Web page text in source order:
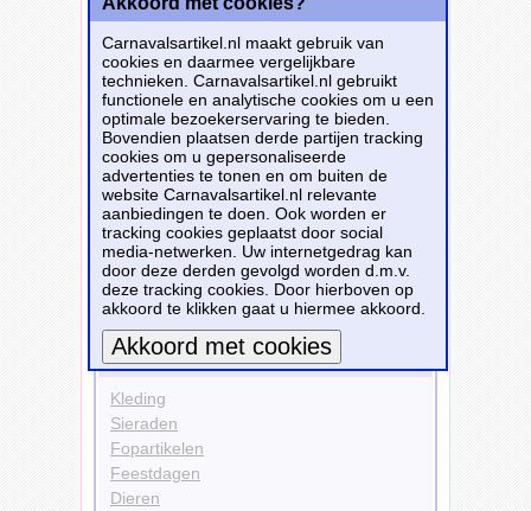
Koop nu bij e-
Carnavalskleding.nl voor slechts€ 42.95!
Dit carnavalsartikelSkeletjurkje ballerina
zwartis te bestellen bijE-Carnavalskleding.nl
voor€ 42,95 .
Bestellen
Personen
Ballerinas
Kleuren
Zwart
Bekijk alle carnavalsartikelen
Carnavalsartikelen
Kleding
Sieraden
Fopartikelen
Feestdagen
Dieren
Carnavalsartikel.nl maakt gebruik van
cookies en daarmee vergelijkbare
technieken. Carnavalsartikel.nl gebruikt
functionele en analytische cookies om u een
optimale bezoekerservaring te bieden.
Bovendien plaatsen derde partijen tracking
cookies om u gepersonaliseerde
advertenties te tonen en om buiten de
website Carnavalsartikel.nl relevante
aanbiedingen te doen. Ook worden er
tracking cookies geplaatst door social
media-netwerken. Uw internetgedrag kan
door deze derden gevolgd worden d.m.v.
deze tracking cookies. Door hierboven op
akkoord te klikken gaat u hiermee akkoord.